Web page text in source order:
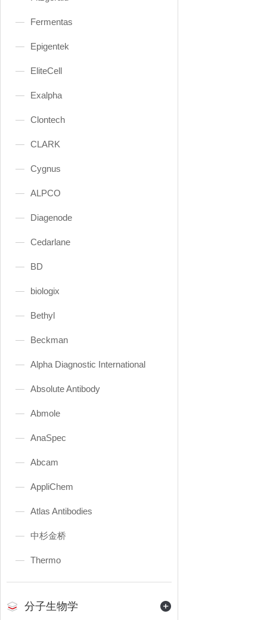
Fermentas
Epigentek
EliteCell
Exalpha
Clontech
CLARK
Cygnus
ALPCO
Diagenode
Cedarlane
BD
biologix
Bethyl
Beckman
Alpha Diagnostic International
Absolute Antibody
Abmole
AnaSpec
Abcam
AppliChem
Atlas Antibodies
中杉金桥
Thermo
分子生物学